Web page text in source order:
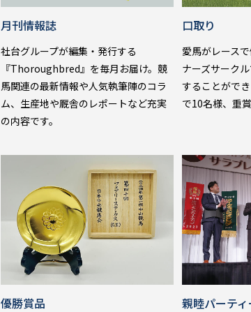
月刊情報誌
社台グループが編集・発行する
『Thoroughbred』を毎月お届け。競
馬関連の最新情報や人気執筆陣のコラ
ム、生産地や厩舎のレポートなど充実
の内容です。
口取り
愛馬がレース
ナーズサーク
することがで
で10名様、重
優勝賞品 親睦パーティ